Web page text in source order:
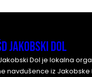
Jakobski Dol
Dol je lokalna
navdušence iz Jakobske